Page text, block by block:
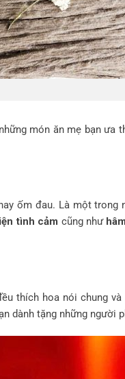
món ăn mẹ bạn ưa
ốm đau. Là một trong
tình cảm cũng như
thích hoa nói chung và
dành tặng những người